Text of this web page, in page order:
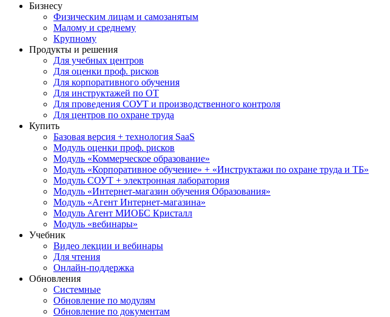
Бизнесу
Физическим лицам и самозанятым
Малому и среднему
Крупному
Продукты и решения
Для учебных центров
Для оценки проф. рисков
Для корпоративного обучения
Для инструктажей по ОТ
Для проведения СОУТ и производственного контроля
Для центров по охране труда
Купить
Базовая версия + технология SaaS
Модуль оценки проф. рисков
Модуль «Коммерческое образование»
Модуль «Корпоративное обучение» + «Инструктажи по охране труда и ТБ»
Модуль СОУТ + электронная лаборатория
Модуль «Интернет-магазин обучения Образования»
Модуль «Агент Интернет-магазина»
Модуль Агент МИОБС Кристалл
Модуль «вебинары»
Учебник
Видео лекции и вебинары
Для чтения
Онлайн-поддержка
Обновления
Системные
Обновление по модулям
Обновление по документам